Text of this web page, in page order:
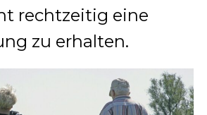
rechtzeitig eine
zu erhalten.